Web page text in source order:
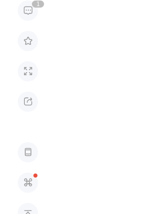

1




